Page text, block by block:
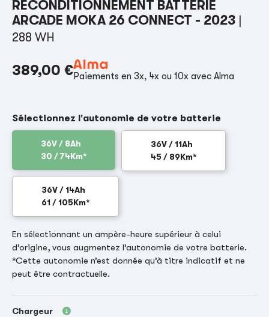
RECONDITIONNEMENT BATTERIE
ARCADE MOKA 26 CONNECT - 2023
288 WH
389,00 €Paiements en 3x, 4x ou 10x avec Alma
Sélectionnez l'autonomie de votre batterie
36V / 8Ah
30 / 74Km*
36V / 11Ah
45 / 89Km*
36V / 14Ah
61 / 105Km*
En sélectionnant un ampère-heure supérieur à celui
d’origine, vous augmentez l’autonomie de votre batterie.
*Cette autonomie n’est donnée qu’à titre indicatif et ne
peut être contractuelle.
Chargeur